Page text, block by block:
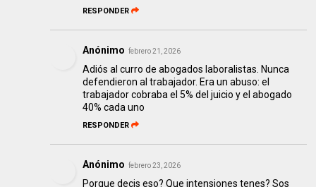
RESPONDER
Anónimo febrero 21, 2026
Adiós al curro de abogados laboralistas. Nunca
defendieron al trabajador. Era un abuso: el
trabajador cobraba el 5% del juicio y el abogado
40% cada uno
RESPONDER
Anónimo febrero 23, 2026
Porque decis eso? Que intensiones tenes? Sos